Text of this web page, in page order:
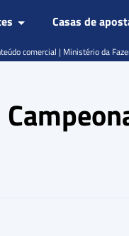
Casas de
comercial | Ministério da